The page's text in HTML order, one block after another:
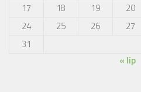
17
18 19 20
24
25 26 27
31
« lip